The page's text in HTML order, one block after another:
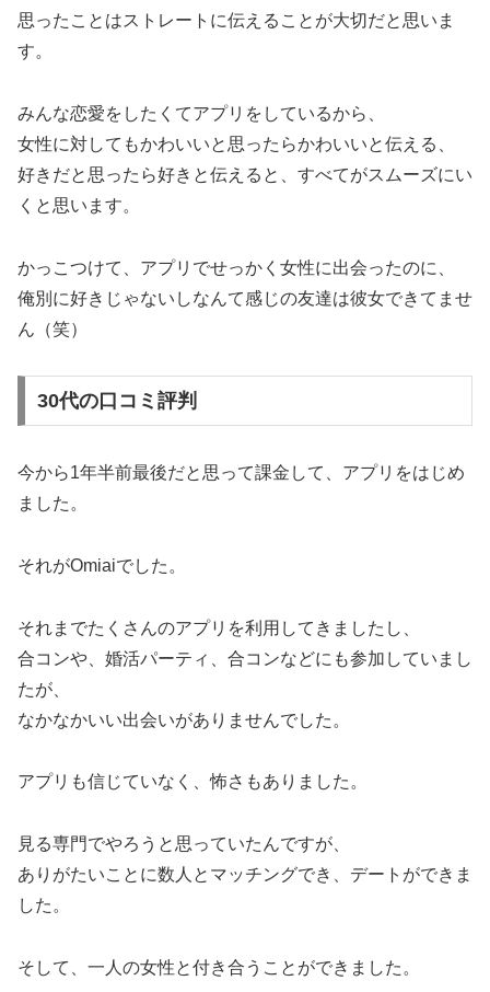
思ったことはストレートに伝えることが大切だと思いま
す。
みんな恋愛をしたくてアプリをしているから、
女性に対してもかわいいと思ったらかわいいと伝える、
好きだと思ったら好きと伝えると、すべてがスムーズにい
くと思います。
かっこつけて、アプリでせっかく女性に出会ったのに、
俺別に好きじゃないしなんて感じの友達は彼女できてませ
ん（笑）
30代の口コミ評判
今から1年半前最後だと思って課金して、アプリをはじめ
ました。
それがOmiaiでした。
それまでたくさんのアプリを利用してきましたし、
合コンや、婚活パーティ、合コンなどにも参加していまし
たが、
なかなかいい出会いがありませんでした。
アプリも信じていなく、怖さもありました。
見る専門でやろうと思っていたんですが、
ありがたいことに数人とマッチングでき、デートができま
した。
そして、一人の女性と付き合うことができました。